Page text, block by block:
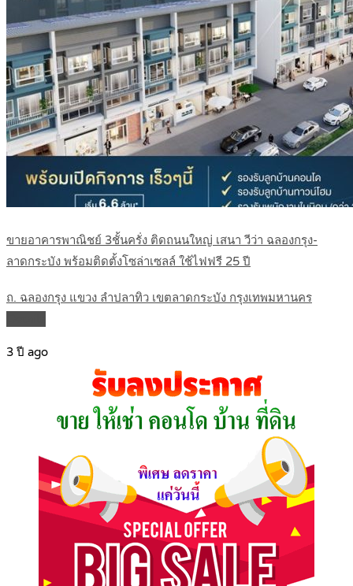
ขายอาคารพาณิชย์ 3ชั้นครั่ง ติดถนนใหญ่ เสนา วีว่า ฉลองกรุง-
ลาดกระบัง พร้อมติดตั้งโซล่าเซลล์ ใช้ไฟฟรี 25 ปี
ถ. ฉลองกรุง แขวง ลำปลาทิว เขตลาดกระบัง กรุงเทพมหานคร
3 ปี ago